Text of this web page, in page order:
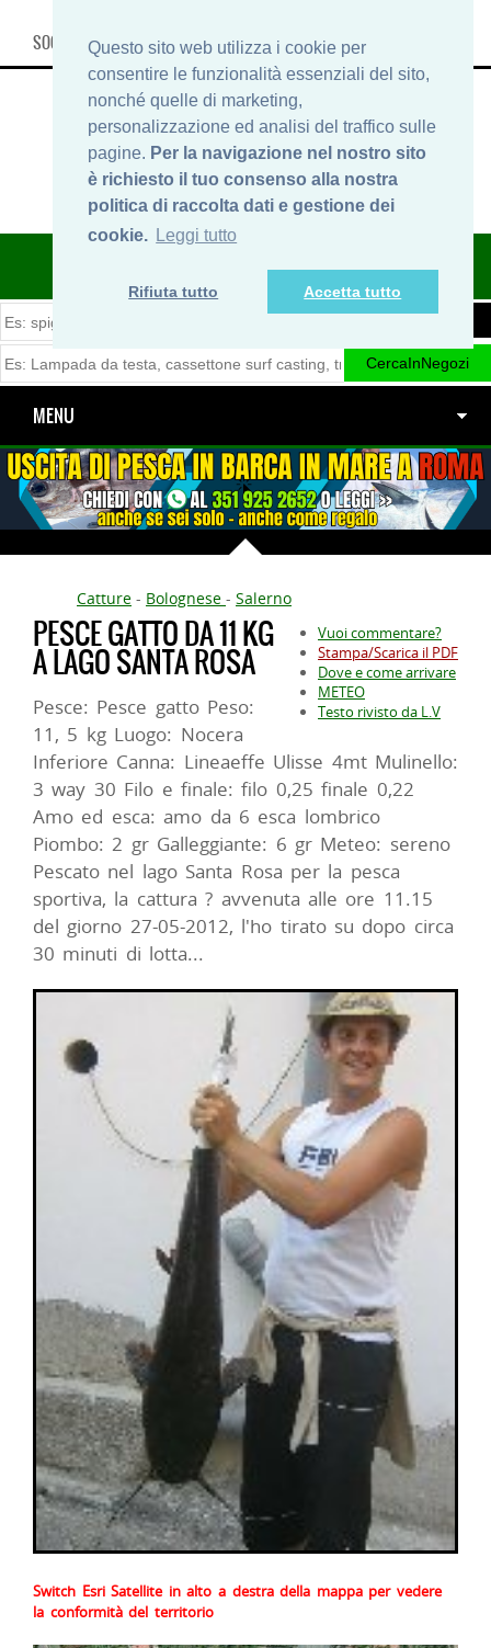
Questo sito web utilizza i cookie per
consentire le funzionalità essenziali del sito,
nonché quelle di marketing,
personalizzazione ed analisi del traffico sulle
pagine. Per la navigazione nel nostro sito
è richiesto il tuo consenso alla nostra
politica di raccolta dati e gestione dei
cookie. Leggi tutto
Rifiuta tutto Accetta tutto
SOCIAL, INFO & SHOP
ITINERARIDIPESCA.IT
MENU
Catture - Bolognese - Salerno
Vuoi commentare?
Stampa/Scarica il PDF
Dove e come arrivare
METEO
Testo rivisto da L.V
PESCE GATTO DA 11 KG
A LAGO SANTA ROSA
Pesce: Pesce gatto Peso:
11, 5 kg Luogo: Nocera
Inferiore Canna: Lineaeffe Ulisse 4mt Mulinello:
3 way 30 Filo e finale: filo 0,25 finale 0,22
Amo ed esca: amo da 6 esca lombrico
Piombo: 2 gr Galleggiante: 6 gr Meteo: sereno
Pescato nel lago Santa Rosa per la pesca
sportiva, la cattura ? avvenuta alle ore 11.15
del giorno 27-05-2012, l'ho tirato su dopo circa
30 minuti di lotta...
Switch Esri Satellite in alto a destra della mappa per vedere
la conformità del territorio